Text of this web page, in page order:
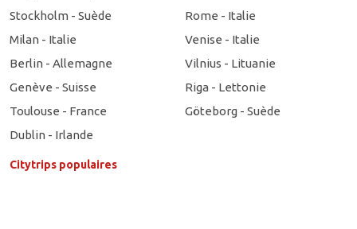
Stockholm - Suède
Milan - Italie
Berlin - Allemagne
Genève - Suisse
Toulouse - France
Dublin - Irlande
Rome - Italie
Venise - Italie
Vilnius - Lituanie
Riga - Lettonie
Göteborg - Suède
Citytrips populaires